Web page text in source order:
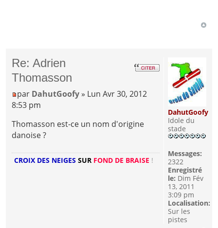
Re: Adrien
Thomasson
par DahutGoofy » Lun Avr 30, 2012
8:53 pm
Thomasson est-ce un nom d'origine
danoise ?
CROIX DES NEIGES SUR FOND DE BRAISE !
DahutGoofy
Idole du
stade
Messages:
2322
Enregistré
le: Dim Fév
13, 2011
3:09 pm
Localisation:
Sur les
pistes